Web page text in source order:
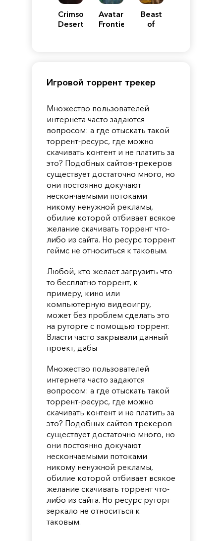
Crimson
Desert
Avatar:
Frontiers
Beast
of
Игровой торрент трекер
Множество пользователей
интернета часто задаются
вопросом: а где отыскать такой
торрент-ресурс, где можно
скачивать контент и не платить за
это? Подобных сайтов-трекеров
существует достаточно много, но
они постоянно докучают
нескончаемыми потоками
никому ненужной рекламы,
обилие которой отбивает всякое
желание скачивать торрент что-
либо из сайта. Но ресурс торрент
геймс не относиться к таковым.
Любой, кто желает загрузить что-
то бесплатно торрент, к
примеру, кино или
компьютерную видеоигру,
может без проблем сделать это
на руторге с помощью торрент.
Власти часто закрывали данный
проект, дабы
Множество пользователей
интернета часто задаются
вопросом: а где отыскать такой
торрент-ресурс, где можно
скачивать контент и не платить за
это? Подобных сайтов-трекеров
существует достаточно много, но
они постоянно докучают
нескончаемыми потоками
никому ненужной рекламы,
обилие которой отбивает всякое
желание скачивать торрент что-
либо из сайта. Но ресурс руторг
зеркало не относиться к
таковым.